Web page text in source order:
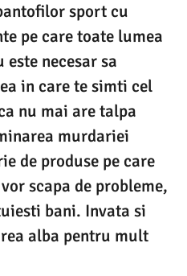
0
.
2
0
2
sport cu
pe care toate lumea
necesar sa
in care te simti cel
nu mai are talpa
murdariei
de produse pe care
scapa de probleme,
bani. Invata si
alba pentru mult